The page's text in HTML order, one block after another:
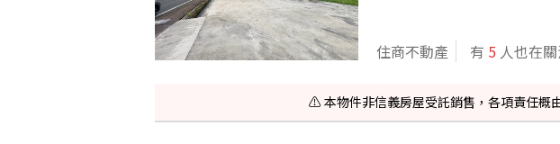
住商不動產 有 5 人也在
⚠️ 本物件非信義房屋受託銷售，各項責任概